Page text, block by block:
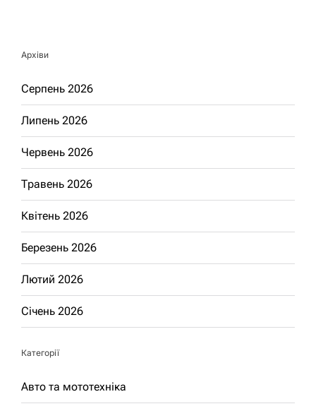
Архіви
Серпень 2026
Липень 2026
Червень 2026
Травень 2026
Квітень 2026
Березень 2026
Лютий 2026
Січень 2026
Категорії
Авто та мототехніка